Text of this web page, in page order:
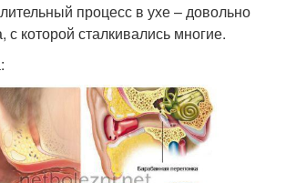
процесс в ухе – довольно
с которой сталкивались многие.